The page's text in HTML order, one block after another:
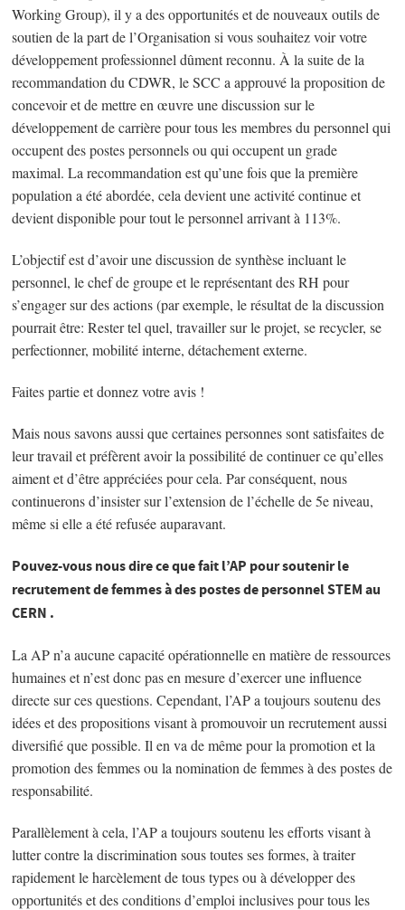
Working Group), il y a des opportunités et de nouveaux outils de
soutien de la part de l’Organisation si vous souhaitez voir votre
développement professionnel dûment reconnu. À la suite de la
recommandation du CDWR, le SCC a approuvé la proposition de
concevoir et de mettre en œuvre une discussion sur le
développement de carrière pour tous les membres du personnel qui
occupent des postes personnels ou qui occupent un grade
maximal. La recommandation est qu’une fois que la première
population a été abordée, cela devient une activité continue et
devient disponible pour tout le personnel arrivant à 113%.
L’objectif est d’avoir une discussion de synthèse incluant le
personnel, le chef de groupe et le représentant des RH pour
s’engager sur des actions (par exemple, le résultat de la discussion
pourrait être: Rester tel quel, travailler sur le projet, se recycler, se
perfectionner, mobilité interne, détachement externe.
Faites partie et donnez votre avis !
Mais nous savons aussi que certaines personnes sont satisfaites de
leur travail et préfèrent avoir la possibilité de continuer ce qu’elles
aiment et d’être appréciées pour cela. Par conséquent, nous
continuerons d’insister sur l’extension de l’échelle de 5e niveau,
même si elle a été refusée auparavant.
Pouvez-vous nous dire ce que fait l’AP pour soutenir le
recrutement de femmes à des postes de personnel STEM au
CERN .
La AP n’a aucune capacité opérationnelle en matière de ressources
humaines et n’est donc pas en mesure d’exercer une influence
directe sur ces questions. Cependant, l’AP a toujours soutenu des
idées et des propositions visant à promouvoir un recrutement aussi
diversifié que possible. Il en va de même pour la promotion et la
promotion des femmes ou la nomination de femmes à des postes de
responsabilité.
Parallèlement à cela, l’AP a toujours soutenu les efforts visant à
lutter contre la discrimination sous toutes ses formes, à traiter
rapidement le harcèlement de tous types ou à développer des
opportunités et des conditions d’emploi inclusives pour tous les